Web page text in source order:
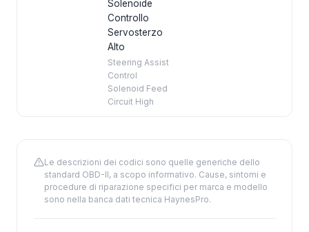
Solenoide
Controllo
Servosterzo
Alto
Steering Assist
Control
Solenoid Feed
Circuit High
Le descrizioni dei codici sono quelle generiche dello
standard OBD-II, a scopo informativo. Cause, sintomi e
procedure di riparazione specifici per marca e modello
sono nella banca dati tecnica HaynesPro.